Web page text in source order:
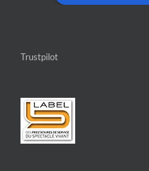
Trustpilot